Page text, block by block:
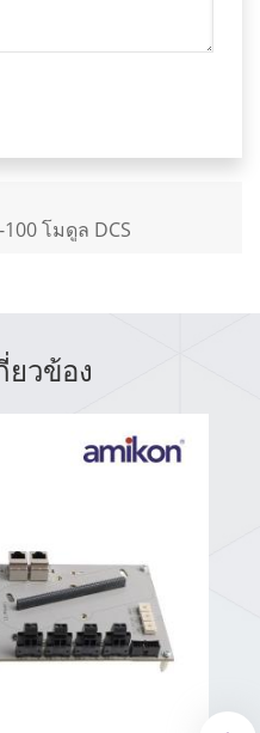
โมดูล DCS
วข้อง